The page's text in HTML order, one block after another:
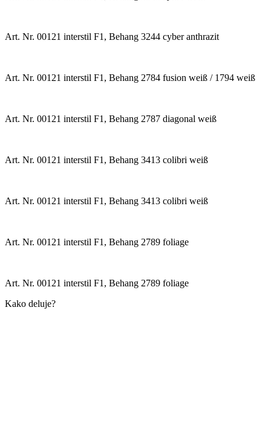
Art. Nr. 00121 interstil F1, Behang 3244 cyber anthrazit
Art. Nr. 00121 interstil F1, Behang 2784 fusion weiß / 1794 weiß
Art. Nr. 00121 interstil F1, Behang 2787 diagonal weiß
Art. Nr. 00121 interstil F1, Behang 3413 colibri weiß
Art. Nr. 00121 interstil F1, Behang 3413 colibri weiß
Art. Nr. 00121 interstil F1, Behang 2789 foliage
Art. Nr. 00121 interstil F1, Behang 2789 foliage
Kako deluje?